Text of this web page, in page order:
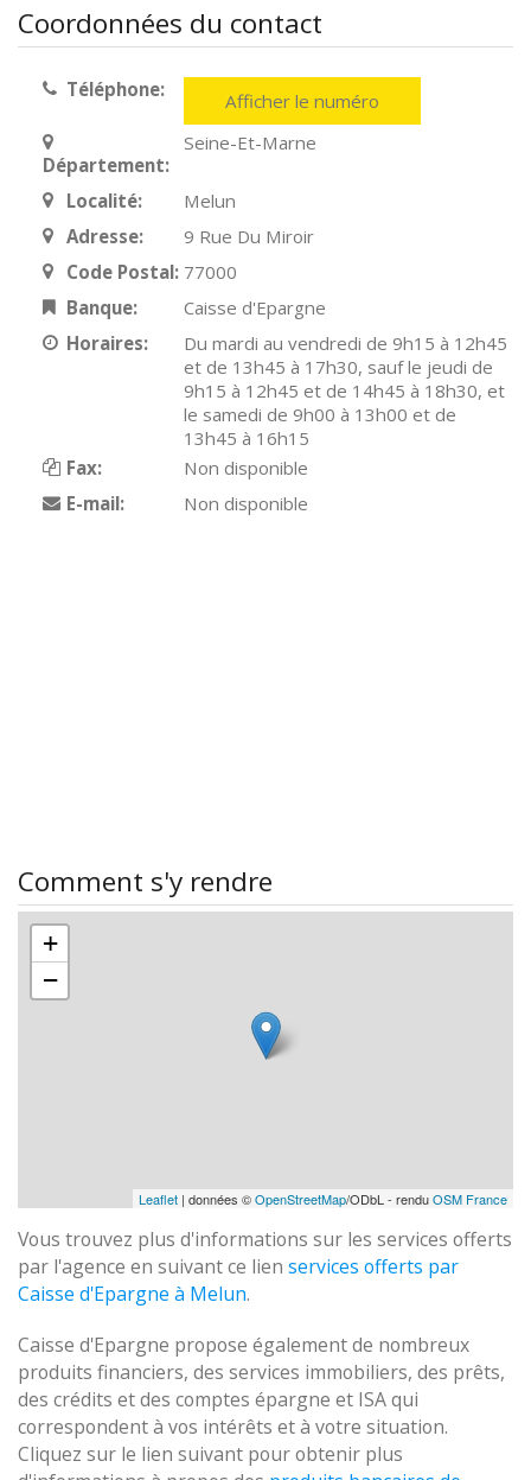
Coordonnées du contact
Téléphone: Afficher le numéro
Département:
Seine-Et-Marne
Localité:
Melun
Adresse:
9 Rue Du Miroir
Code Postal: 77000
Banque:
Caisse d'Epargne
Horaires:
Du mardi au vendredi de 9h15 à 12h45
et de 13h45 à 17h30, sauf le jeudi de
9h15 à 12h45 et de 14h45 à 18h30, et
le samedi de 9h00 à 13h00 et de
13h45 à 16h15
Fax:
Non disponible
E-mail:
Non disponible
Comment s'y rendre
+
−
Leaflet | données ©OpenStreetMap/ODbL - renduOSM France
Vous trouvez plus d'informations sur les services offerts
par l'agence en suivant ce lien services offerts par
Caisse d'Epargne à Melun.
Caisse d'Epargne propose également de nombreux
produits financiers, des services immobiliers, des prêts,
des crédits et des comptes épargne et ISA qui
correspondent à vos intérêts et à votre situation.
Cliquez sur le lien suivant pour obtenir plus